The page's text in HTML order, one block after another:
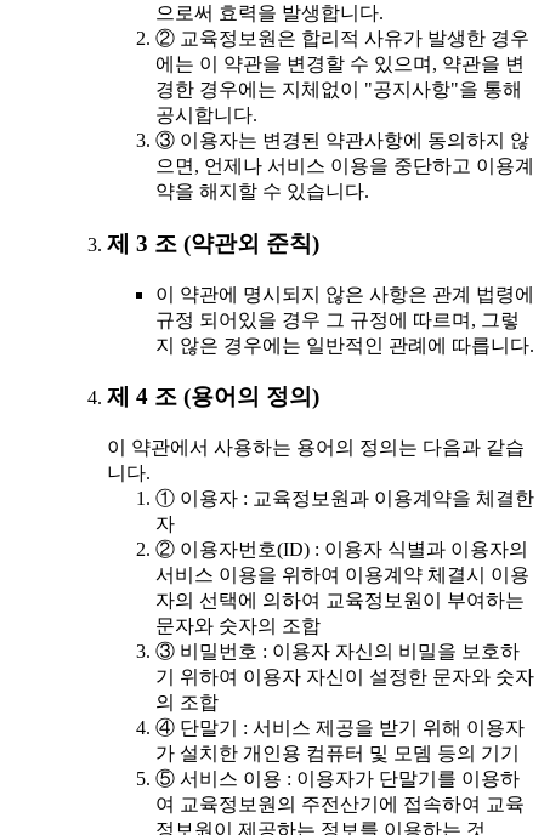
으로써 효력을 발생합니다.
② 교육정보원은 합리적 사유가 발생한 경우
에는 이 약관을 변경할 수 있으며, 약관을 변
경한 경우에는 지체없이 "공지사항"을 통해
공시합니다.
③ 이용자는 변경된 약관사항에 동의하지 않
으면, 언제나 서비스 이용을 중단하고 이용계
약을 해지할 수 있습니다.
제 3 조 (약관외 준칙)
이 약관에 명시되지 않은 사항은 관계 법령에
규정 되어있을 경우 그 규정에 따르며, 그렇
지 않은 경우에는 일반적인 관례에 따릅니다.
제 4 조 (용어의 정의)
이 약관에서 사용하는 용어의 정의는 다음과 같습
니다.
① 이용자 : 교육정보원과 이용계약을 체결한
자
② 이용자번호(ID) : 이용자 식별과 이용자의
서비스 이용을 위하여 이용계약 체결시 이용
자의 선택에 의하여 교육정보원이 부여하는
문자와 숫자의 조합
③ 비밀번호 : 이용자 자신의 비밀을 보호하
기 위하여 이용자 자신이 설정한 문자와 숫자
의 조합
④ 단말기 : 서비스 제공을 받기 위해 이용자
가 설치한 개인용 컴퓨터 및 모뎀 등의 기기
⑤ 서비스 이용 : 이용자가 단말기를 이용하
여 교육정보원의 주전산기에 접속하여 교육
정보원이 제공하는 정보를 이용하는 것